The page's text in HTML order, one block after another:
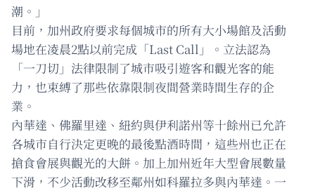
潮。」
目前，加州政府要求每個城市的所有大小場館及活動
場地在凌晨2點以前完成「Last Call」。立法認為
「一刀切」法律限制了城市吸引遊客和觀光客的能
力，也束縛了那些依靠限制夜間營業時間生存的企
業。
內華達、佛羅里達、紐約與伊利諾州等十餘州已允許
各城市自行決定更晚的最後點酒時間，這些州也正在
搶食會展與觀光的大餅。加上加州近年大型會展數量
下滑，不少活動改移至鄰州如科羅拉多與內華達。一